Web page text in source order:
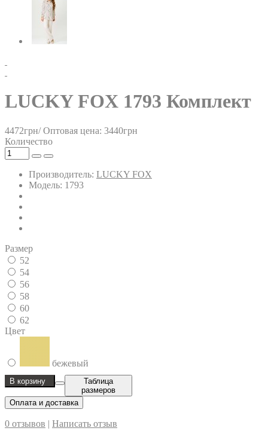
LUCKY FOX 1793 Комплект
4472грн/ Оптовая цена: 3440грн
Количество
Производитель: LUCKY FOX
Модель: 1793
Размер
52
54
56
58
60
62
Цвет
бежевый
В корзину
Таблица
размеров
Оплата и доставка
0 отзывов | Написать отзыв